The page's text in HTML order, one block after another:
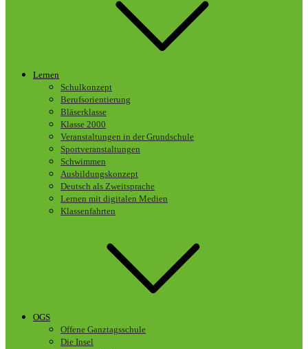
Lernen
Schulkonzept
Berufsorientierung
Bläserklasse
Klasse 2000
Veranstaltungen in der Grundschule
Sportveranstaltungen
Schwimmen
Ausbildungskonzept
Deutsch als Zweitsprache
Lernen mit digitalen Medien
Klassenfahrten
OGS
Offene Ganztagsschule
Die Insel